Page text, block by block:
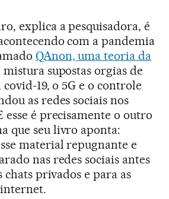
explica a pesquisadora, é
com a pandemia
QAnon, uma teoria da
mistura supostas orgias de
19, o 5G e o controle
as redes sociais nos
esse é precisamente o outro
que seu livro aponta:
material repugnante e
nas redes sociais antes
chats privados e para as